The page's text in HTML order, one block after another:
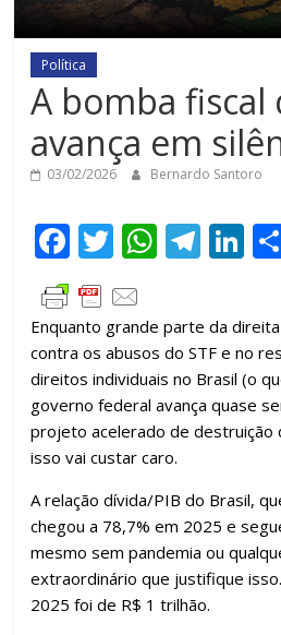
Política
A bomba fiscal
avança em
03/02/2026 Bernardo Santoro
F
ac
e
b
o
o
k
T
w
itt
er
W
s
A
p
p
T
e
gr
a
m
Li
k
e
dI
n
Enquanto grande parte da
contra os abusos do STF e no
direitos individuais no Brasil (o
governo federal avança quase
projeto acelerado de destruição
isso vai custar caro.
A relação dívida/PIB do Brasil,
chegou a 78,7% em 2025 e
mesmo sem pandemia ou
extraordinário que justifique
2025 foi de R$ 1 trilhão.